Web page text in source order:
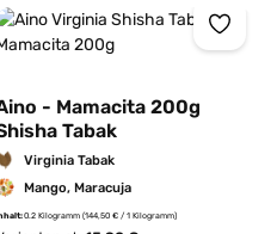
- Mamacita 200g
Tabak
Virginia Tabak
Mango, Maracuja
0.2 Kilogramm(144,50 € / 1 Kilogramm)